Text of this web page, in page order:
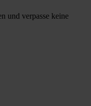
und verpasse keine